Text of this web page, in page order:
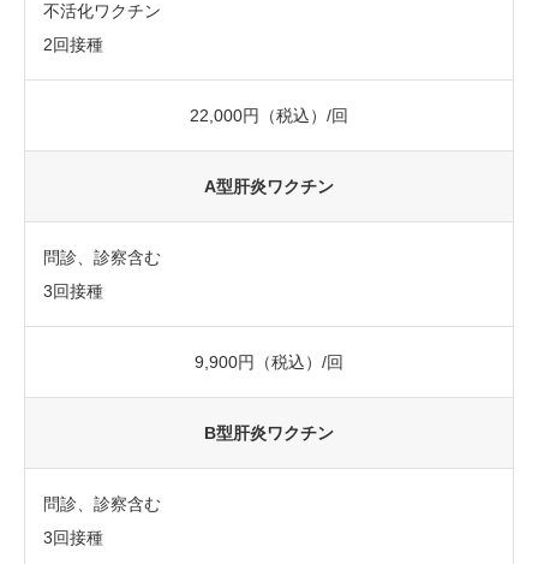
不活化ワクチン
2回接種
22,000円（税込）/回
A型肝炎ワクチン
問診、診察含む
3回接種
9,900円（税込）/回
B型肝炎ワクチン
問診、診察含む
3回接種